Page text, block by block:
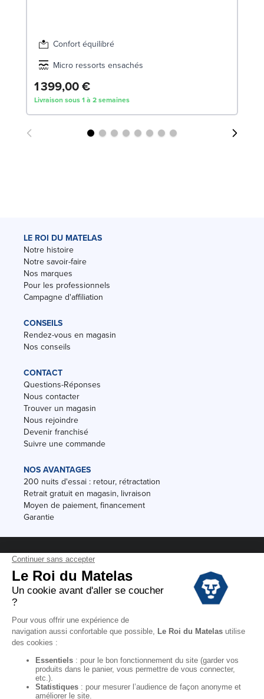
Confort équilibré
Micro ressorts ensachés
1 399,00 €
Livraison sous 1 à 2 semaines
LE ROI DU MATELAS
Notre histoire
Notre savoir-faire
Nos marques
Pour les professionnels
Campagne d'affiliation
CONSEILS
Rendez-vous en magasin
Nos conseils
CONTACT
Questions-Réponses
Nous contacter
Trouver un magasin
Nous rejoindre
Devenir franchisé
Suivre une commande
NOS AVANTAGES
200 nuits d'essai : retour, rétractation
Retrait gratuit en magasin, livraison
Moyen de paiement, financement
Garantie
Conditions des offres
Black Friday
Destockage
Soldes
Conditions Générales de vente magasin
Conditions Générales de vente internet
Données personnelles
Codes promo Le Roi du Matelas